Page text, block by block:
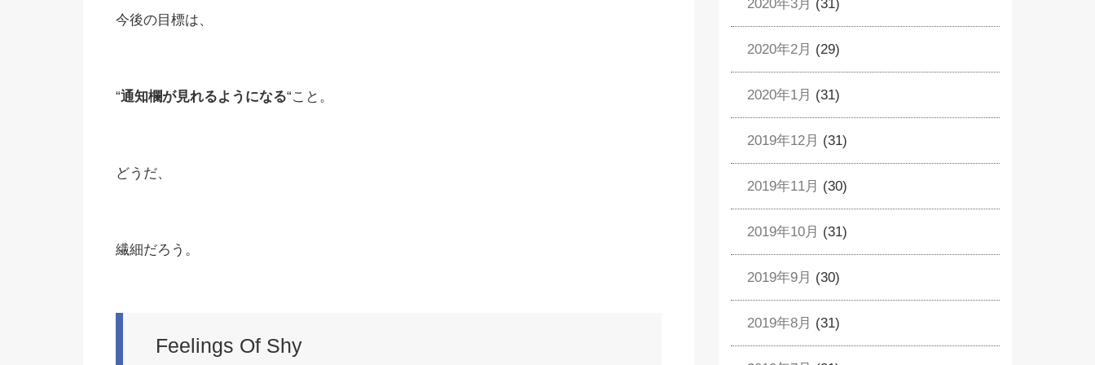
今後の目標は、
“通知欄が見れるようになる“こと。
どうだ、
繊細だろう。
Feelings Of Shy
2020年3月 (31)
2020年2月 (29)
2020年1月 (31)
2019年12月 (31)
2019年11月 (30)
2019年10月 (31)
2019年9月 (30)
2019年8月 (31)